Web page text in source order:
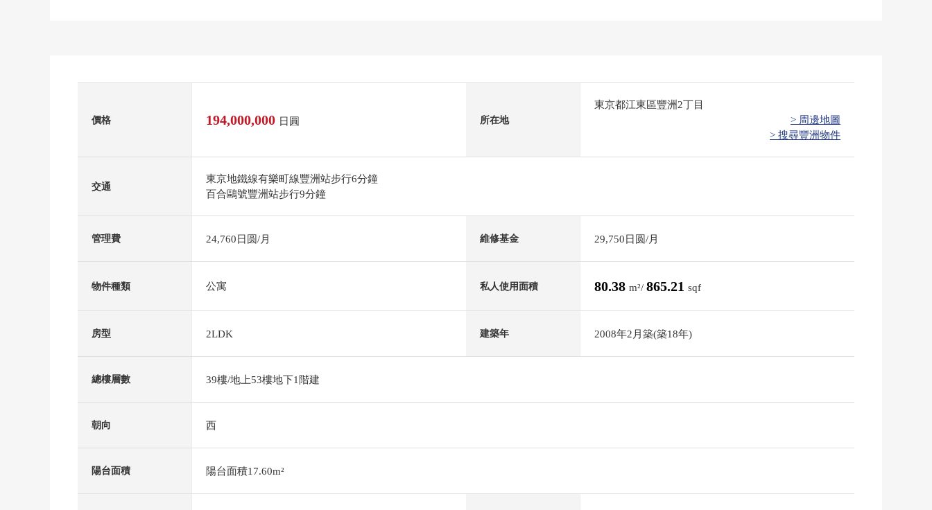
價格 194,000,000 日圓 所在地
東京都江東區豐洲2丁目
> 周邊地圖
> 搜尋豐洲物件
交通
東京地鐵線有樂町線豐洲站步行6分鐘
百合鷗號豐洲站步行9分鐘
管理費 24,760日圆/月 維修基金 29,750日圆/月
物件種類 公寓 私人使用面積 80.38 m²/ 865.21 sqf
房型 2LDK 建築年 2008年2月築(築18年)
總樓層數 39樓/地上53樓地下1階建
朝向 西
陽台面積 陽台面積17.60m²